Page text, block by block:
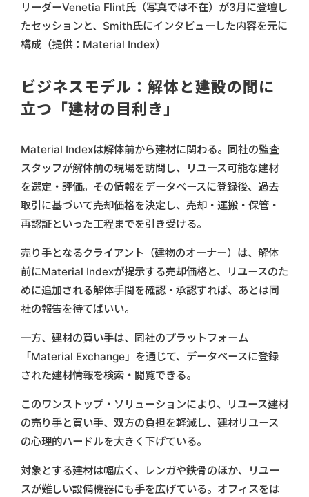
リーダーVenetia Flint氏（写真では不在）が3月に登壇し
たセッションと、Smith氏にインタビューした内容を元に
構成（提供：Material Index）
ビジネスモデル：解体と建設の間に
立つ「建材の目利き」
Material Indexは解体前から建材に関わる。同社の監査
スタッフが解体前の現場を訪問し、リユース可能な建材
を選定・評価。その情報をデータベースに登録後、過去
取引に基づいて売却価格を決定し、売却・運搬・保管・
再認証といった工程までを引き受ける。
売り手となるクライアント（建物のオーナー）は、解体
前にMaterial Indexが提示する売却価格と、リユースのた
めに追加される解体手間を確認・承認すれば、あとは同
社の報告を待てばいい。
一方、建材の買い手は、同社のプラットフォーム
「Material Exchange」を通じて、データベースに登録
された建材情報を検索・閲覧できる。
このワンストップ・ソリューションにより、リユース建材
の売り手と買い手、双方の負担を軽減し、建材リユース
の心理的ハードルを大きく下げている。
対象とする建材は幅広く、レンガや鉄骨のほか、リユー
スが難しい設備機器にも手を広げている。オフィスをは